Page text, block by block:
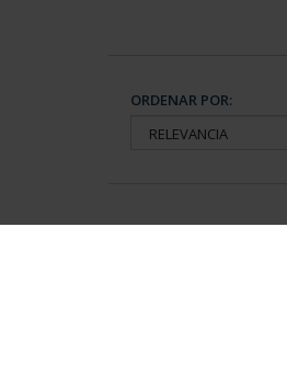
ORDENAR POR: